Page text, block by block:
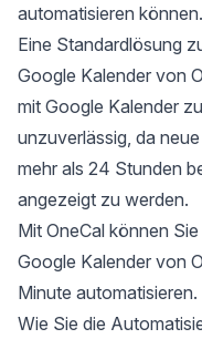
automatisieren können.
Eine Standardlösung
Google Kalender von
mit Google Kalender
unzuverlässig, da
mehr als 24 Stunden
angezeigt zu werden.
Mit OneCal können
Google Kalender von
Minute automatisieren.
Wie Sie die